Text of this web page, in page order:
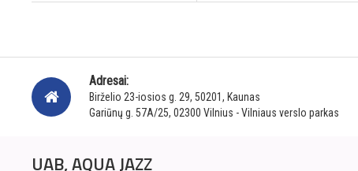
Adresai:
Birželio 23-iosios g. 29, 50201, Kaunas
Gariūnų g. 57A/25, 02300 Vilnius - Vilniaus verslo parkas
UAB, AQUA JAZZ